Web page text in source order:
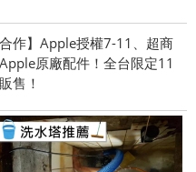
合作】Apple授權7-11、超商
原廠配件！全台限定11
售！